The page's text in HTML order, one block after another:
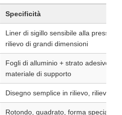
Specificità
Liner di sigillo sensibile alla
rilievo di grandi dimensioni
Fogli di alluminio + strato adesivo
materiale di supporto
Disegno semplice in rilievo, rilievo
Rotondo, quadrato, forma speciale